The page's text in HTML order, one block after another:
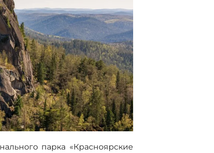
парка «Красноярские